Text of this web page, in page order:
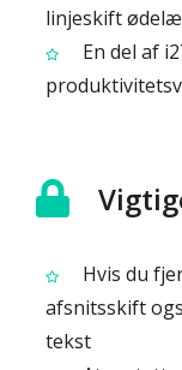
linjeskift
En del af
Hvis du
afsnitsskift
tekst